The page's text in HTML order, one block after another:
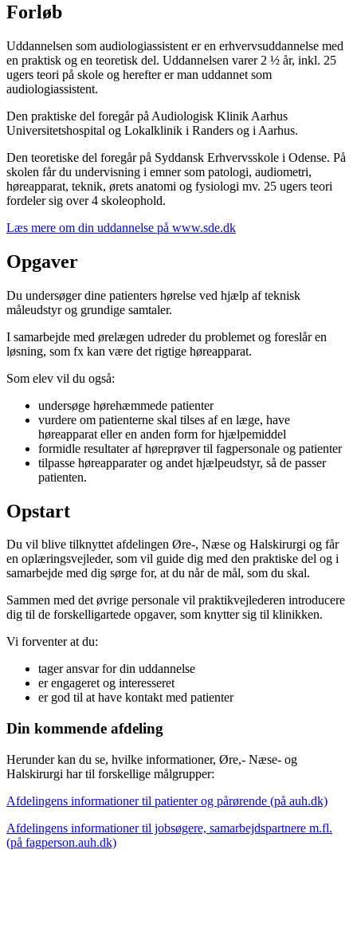
Forløb
Uddannelsen som audiologiassistent er en erhvervsuddannelse med
en praktisk og en teoretisk del. Uddannelsen varer 2 ½ år, inkl. 25
ugers teori på skole og herefter er man uddannet som
audiologiassistent.
Den praktiske del foregår på Audiologisk Klinik Aarhus
Universitetshospital og Lokalklinik i Randers og i Aarhus.
Den teoretiske del foregår på Syddansk Erhvervsskole i Odense. På
skolen får du undervisning i emner som patologi, audiometri,
høreapparat, teknik, ørets anatomi og fysiologi mv. 25 ugers teori
fordeler sig over 4 skoleophold.
Læs mere om din uddannelse på www.sde.dk
Opgaver
Du undersøger dine patienters hørelse ved hjælp af teknisk
måleudstyr og grundige samtaler.
I samarbejde med ørelægen udreder du problemet og foreslår en
løsning, som fx kan være det rigtige høreapparat.
Som elev vil du også:
undersøge hørehæmmede patienter
vurdere om patienterne skal tilses af en læge, have
høreapparat eller en anden form for hjælpemiddel
formidle resultater af høreprøver til fagpersonale og patienter
tilpasse høreapparater og andet hjælpeudstyr, så de passer
patienten.
Opstart
Du vil blive tilknyttet afdelingen Øre-, Næse og Halskirurgi og får
en oplæringsvejleder, som vil guide dig med den praktiske del og i
samarbejde med dig sørge for, at du når de mål, som du skal.
Sammen med det øvrige personale vil praktikvejlederen introducere
dig til de forskelligartede opgaver, som knytter sig til klinikken.
Vi forventer at du:
tager ansvar for din uddannelse
er engageret og interesseret
er god til at have kontakt med patienter
Din kommende afdeling
Herunder kan du se, hvilke informationer, Øre,- Næse- og
Halskirurgi har til forskellige målgrupper:
Afdelingens informationer til patienter og pårørende (på auh.dk)
Afdelingens informationer til jobsøgere, samarbejdspartnere m.fl.
(på fagperson.auh.dk)